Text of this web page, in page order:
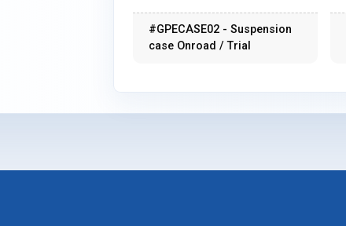
#GPECASE02 - Suspension
case Onroad / Trial